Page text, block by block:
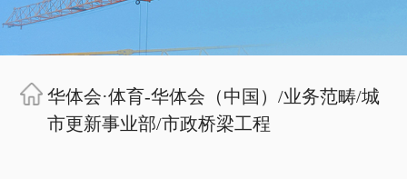
华体会·体育-华体会（中国）/业务范畴/城
市更新事业部/市政桥梁工程